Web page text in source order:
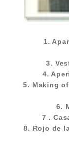
1.
3.
4.
5. Making
6.
7 .
8. Rojo de